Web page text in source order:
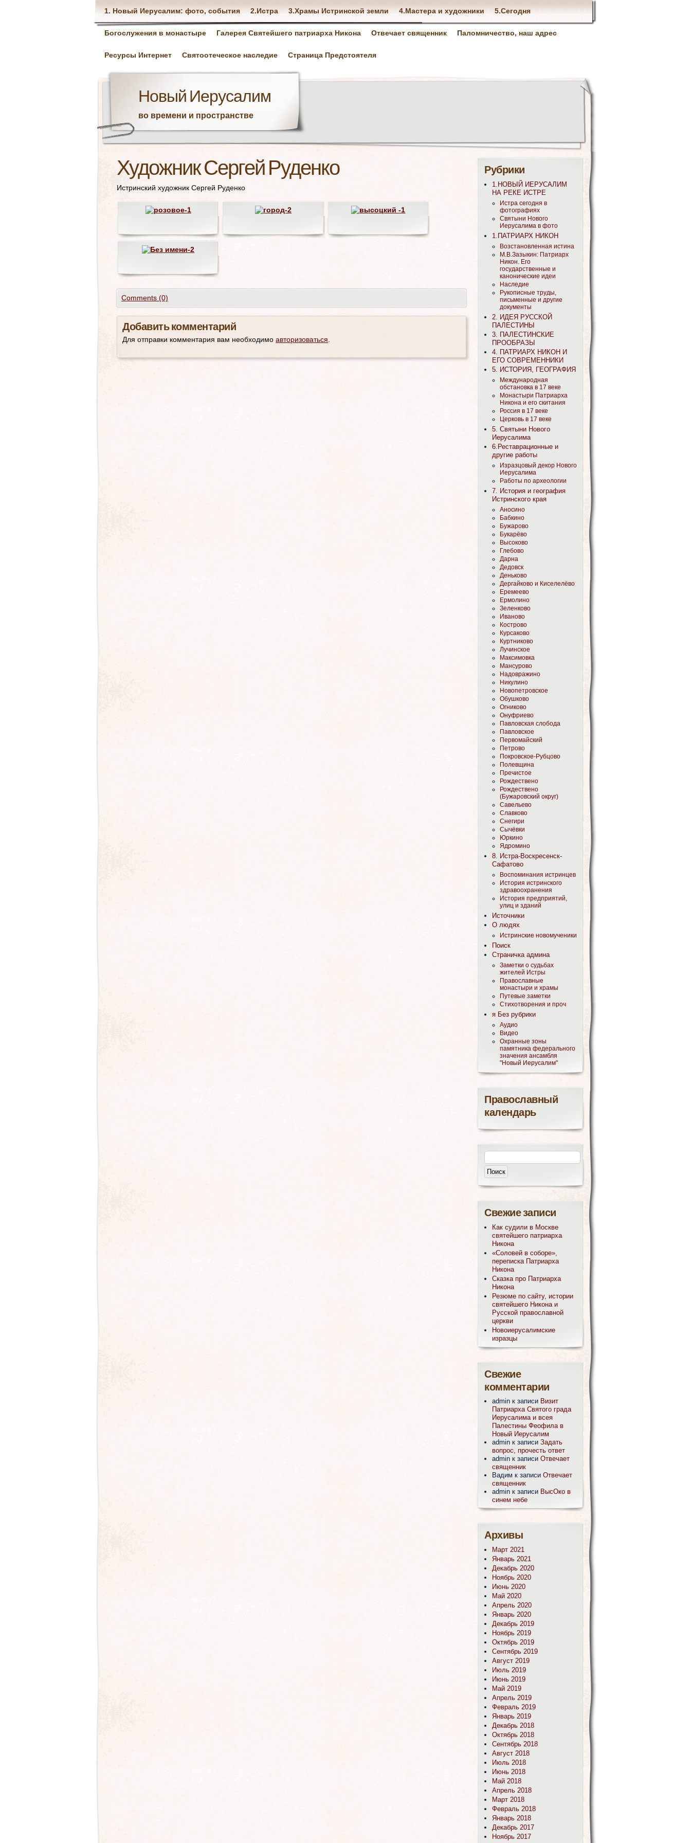
1. Новый Иерусалим: фото, события 2.Истра 3.Храмы Истринской земли 4.Мастера и художники 5.Сегодня
Богослужения в монастыре Галерея Святейшего патриарха Никона Отвечает священник Паломничество, наш адрес
Ресурсы Интернет Святоотеческое наследие Страница Предстоятеля
Новый Иерусалим
во времени и пространстве
Художник Сергей Руденко
Истринский художник Сергей Руденко
Comments (0)
Добавить комментарий
Для отправки комментария вам необходимо авторизоваться
Рубрики
1.НОВЫЙ ИЕРУСАЛИМ
НА РЕКЕ ИСТРЕ
Истра сегодня в
фотографиях
Святыни Нового
Иерусалима в фото
1.ПАТРИАРХ НИКОН
Возстановленная истина
М.В.Зазыкин: Патриарх
Никон. Его
государственные и
канонические идеи
Наследие
Рукописные труды,
письменные и другие
документы
2. ИДЕЯ РУССКОЙ
ПАЛЕСТИНЫ
3. ПАЛЕСТИНСКИЕ
ПРООБРАЗЫ
4. ПАТРИАРХ НИКОН И
ЕГО СОВРЕМЕННИКИ
5. ИСТОРИЯ, ГЕОГРАФИЯ
Международная
обстановка в 17 веке
Монастыри Патриарха
Никона и его скитания
Россия в 17 веке
Церковь в 17 веке
5. Святыни Нового
Иерусалима
6.Реставрационные и
другие работы
Изразцовый декор Нового
Иерусалима
Работы по археологии
7. История и география
Истринского края
Аносино
Бабкино
Бужарово
Букарёво
Высоково
Глебово
Дарна
Дедовск
Деньково
Дергайково и Киселелёво
Еремеево
Ермолино
Зеленково
Иваново
Кострово
Курсаково
Куртниково
Лучинское
Максимовка
Мансурово
Надовражино
Никулино
Новопетровское
Обушково
Огниково
Онуфриево
Павловская слобода
Павловское
Первомайский
Петрово
Покровское-Рубцово
Полевщина
Пречистое
Рождествено
Рождествено
(Бужаровский округ)
Савельево
Славково
Снегири
Сычёвки
Юркино
Ядромино
8. Истра-Воскресенск-
Сафатово
Воспоминания истринцев
История истринского
здравоохранения
История предприятий,
улиц и зданий
Источники
О людях
Истринские новомученики
Поиск
Страничка админа
Заметки о судьбах
жителей Истры
Православные
монастыри и храмы
Путевые заметки
Стихотворения и проч
я Без рубрики
Аудио
Видео
Охранные зоны
памятника федерального
значения ансамбля
"Новый Иерусалим"
Православный
календарь
Свежие записи
Как судили в Москве
святейшего патриарха
Никона
«Соловей в соборе»,
переписка Патриарха
Никона
Сказка про Патриарха
Никона
Резюме по сайту, истории
святейшего Никона и
Русской православной
церкви
Новоиерусалимские
изразцы
Свежие
комментарии
admin к записи Визит
Патриарха Святого града
Иерусалима и всея
Палестины Феофила в
Новый Иерусалим
admin к записи Задать
вопрос, прочесть ответ
admin к записи Отвечает
священник
Вадим к записи Отвечает
священник
admin к записи ВысОко в
синем небе
Архивы
Март 2021
Январь 2021
Декабрь 2020
Ноябрь 2020
Июнь 2020
Май 2020
Апрель 2020
Январь 2020
Декабрь 2019
Ноябрь 2019
Октябрь 2019
Сентябрь 2019
Август 2019
Июль 2019
Июнь 2019
Май 2019
Апрель 2019
Февраль 2019
Январь 2019
Декабрь 2018
Октябрь 2018
Сентябрь 2018
Август 2018
Июль 2018
Июнь 2018
Май 2018
Апрель 2018
Март 2018
Февраль 2018
Январь 2018
Декабрь 2017
Ноябрь 2017